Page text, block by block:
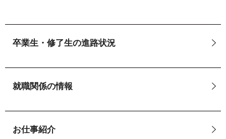
卒業生・修了生の進路状況
就職関係の情報
お仕事紹介